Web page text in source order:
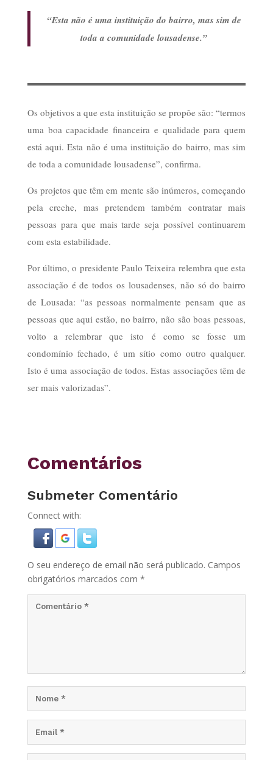
“Esta não é uma instituição do bairro, mas sim de
toda a comunidade lousadense.”
Os objetivos a que esta instituição se propõe são: “termos
uma boa capacidade financeira e qualidade para quem
está aqui. Esta não é uma instituição do bairro, mas sim
de toda a comunidade lousadense”, confirma.
Os projetos que têm em mente são inúmeros, começando
pela creche, mas pretendem também contratar mais
pessoas para que mais tarde seja possível continuarem
com esta estabilidade.
Por último, o presidente Paulo Teixeira relembra que esta
associação é de todos os lousadenses, não só do bairro
de Lousada: “as pessoas normalmente pensam que as
pessoas que aqui estão, no bairro, não são boas pessoas,
volto a relembrar que isto é como se fosse um
condomínio fechado, é um sítio como outro qualquer.
Isto é uma associação de todos. Estas associações têm de
ser mais valorizadas”.
Comentários
Submeter Comentário
Connect with:
O seu endereço de email não será publicado. Campos
obrigatórios marcados com *